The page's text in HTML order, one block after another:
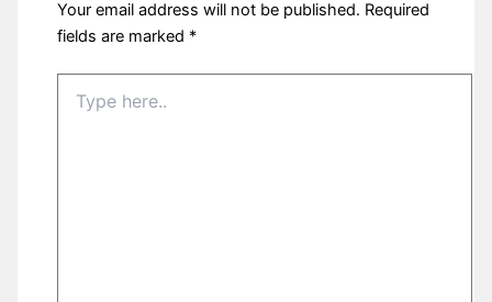
Your email address will not be published. Required
fields are marked *
here..